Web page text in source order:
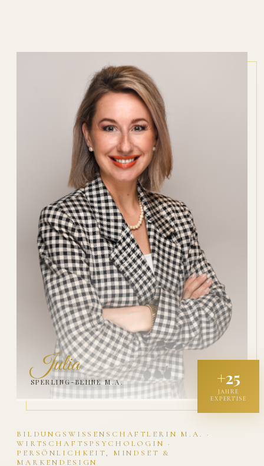
BILDUNGSWISSENSCHAFTLERIN M.A. ·
WIRTSCHAFTSPSYCHOLOGIN ·
PERSÖNLICHKEIT, MINDSET &
MARKENDESIGN
Julia
SPERLING-BEHNE M.A. +25
JAHRE
EXPERTISE